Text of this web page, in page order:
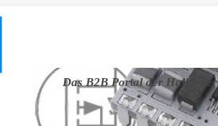
Das B2B Portal der